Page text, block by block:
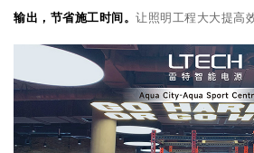
输出，节省施工时间。 让照明工程大大提高